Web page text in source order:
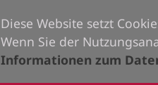
Diese Website setzt
Wenn Sie der
Informationen zum